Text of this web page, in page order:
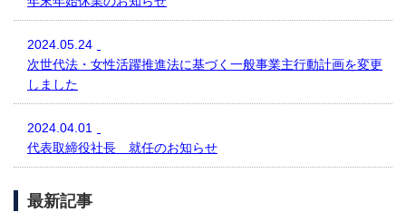
2024.05.24
次世代法・女性活躍推進法に基づく一般事業主行動計画を変更
しました
2024.04.01
代表取締役社長 就任のお知らせ
最新記事